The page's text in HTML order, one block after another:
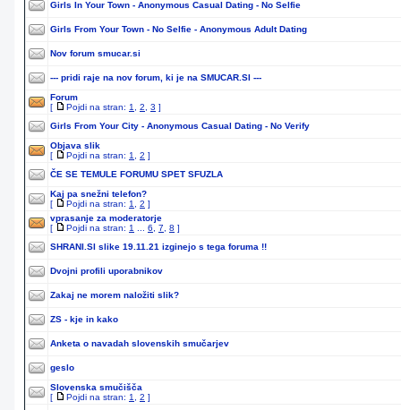
Girls In Your Town - Anonymous Casual Dating - No Selfie
Girls From Your Town - No Selfie - Anonymous Adult Dating
Nov forum smucar.si
--- pridi raje na nov forum, ki je na SMUCAR.SI ---
Forum
[
Pojdi na stran: 1 2 3 ]
Girls From Your City - Anonymous Casual Dating - No Verify
Objava slik
[
Pojdi na stran: 1 2 ]
ČE SE TEMULE FORUMU SPET SFUZLA
Kaj pa snežni telefon?
[
Pojdi na stran: 1 2 ]
vprasanje za moderatorje
[
Pojdi na stran: 1 6 7 8 ]
SHRANI.SI slike 19.11.21 izginejo s tega foruma !!
Dvojni profili uporabnikov
Zakaj ne morem naložiti slik?
ZS - kje in kako
Anketa o navadah slovenskih smučarjev
geslo
Slovenska smučišča
[
Pojdi na stran: 1 2 ]